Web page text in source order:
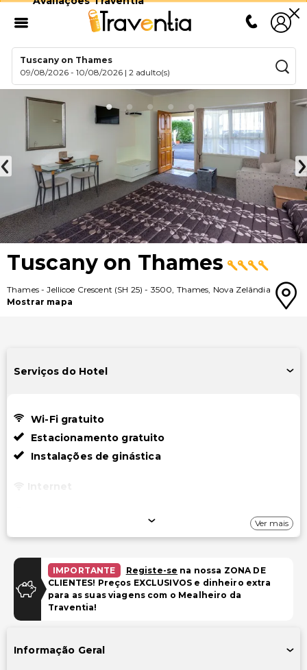
Tuscany on Thames
09/08/2026 -10/08/2026 |2 adulto(s)
Tuscany on Thames
Thames-Jellicoe Crescent (SH 25) - 3500, Thames, Nova Zelândia
Mostrar mapa
Serviços do Hotel
Wi-Fi gratuito
Estacionamento gratuito
Instalações de ginástica
Estacionamento
Estacionamento gratuito
Piscina e Bem-estar
Piscina ao ar livre sazonal
Instalações
Ver mais
IMPORTANTE Registe-se na nossa ZONA DE
CLIENTES! Preços EXCLUSIVOS e dinheiro extra
para as suas viagens com o Mealheiro da
Traventia!
Informação Geral